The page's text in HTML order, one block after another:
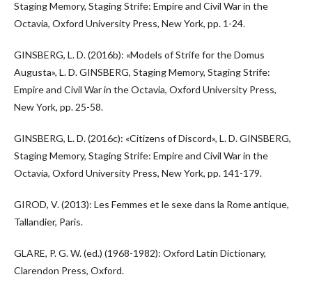
Staging Memory, Staging Strife: Empire and Civil War in the
Octavia, Oxford University Press, New York, pp. 1-24.
GINSBERG, L. D. (2016b): «Models of Strife for the Domus
Augusta», L. D. GINSBERG, Staging Memory, Staging Strife:
Empire and Civil War in the Octavia, Oxford University Press,
New York, pp. 25-58.
GINSBERG, L. D. (2016c): «Citizens of Discord», L. D. GINSBERG,
Staging Memory, Staging Strife: Empire and Civil War in the
Octavia, Oxford University Press, New York, pp. 141-179.
GIROD, V. (2013): Les Femmes et le sexe dans la Rome antique,
Tallandier, Paris.
GLARE, P. G. W. (ed.) (1968-1982): Oxford Latin Dictionary,
Clarendon Press, Oxford.